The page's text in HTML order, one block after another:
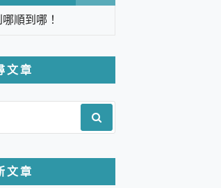
順到哪！
戶外攝影機 開箱 評
文章
文章